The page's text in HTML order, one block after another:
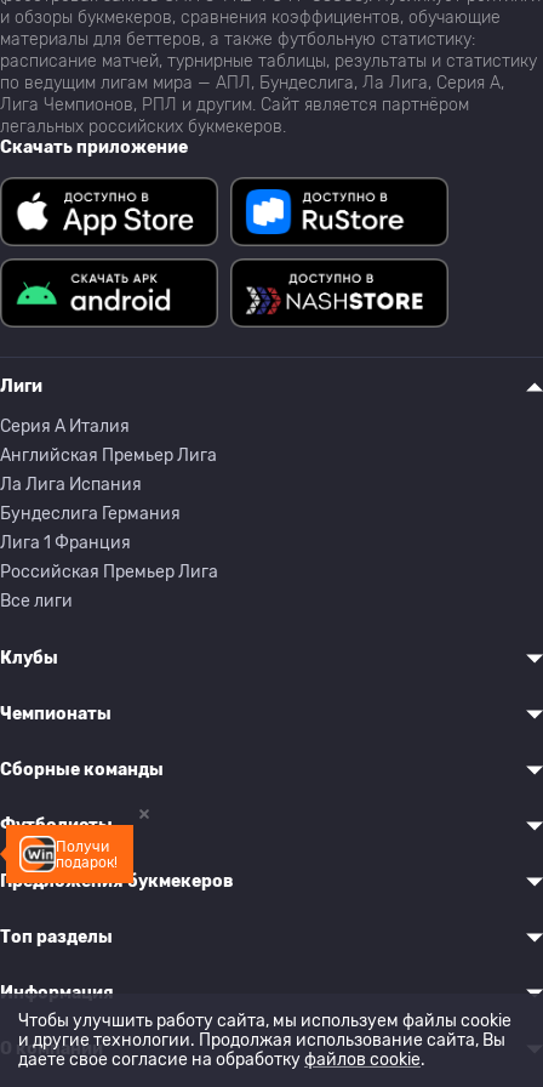
Получи
подарок!
и обзоры букмекеров, сравнения коэффициентов, обучающие
материалы для беттеров, а также футбольную статистику:
расписание матчей, турнирные таблицы, результаты и статистику
по ведущим лигам мира — АПЛ, Бундеслига, Ла Лига, Серия А,
Лига Чемпионов, РПЛ и другим. Сайт является партнёром
легальных российских букмекеров.
Скачать приложение
Лиги
Серия A Италия
Английская Премьер Лига
Ла Лига Испания
Бундеслига Германия
Лига 1 Франция
Российская Премьер Лига
Все лиги
Клубы
Чемпионаты
Сборные команды
Футболисты
Предложения букмекеров
Топ разделы
Информация
О компании
Чтобы улучшить работу сайта, мы используем файлы cookie
и другие технологии. Продолжая использование сайта, Вы
даете свое согласие на обработкуфайлов cookie.